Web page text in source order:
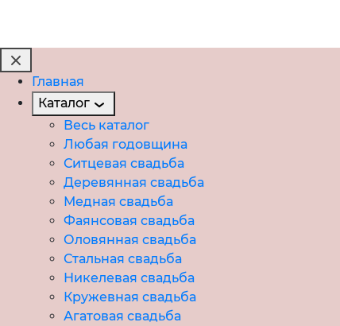
Главная
Каталог
Весь каталог
Любая годовщина
Ситцевая свадьба
Деревянная свадьба
Медная свадьба
Фаянсовая свадьба
Оловянная свадьба
Стальная свадьба
Никелевая свадьба
Кружевная свадьба
Агатовая свадьба